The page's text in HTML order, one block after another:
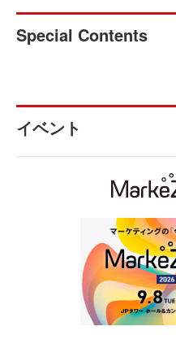
Special Contents
イベント